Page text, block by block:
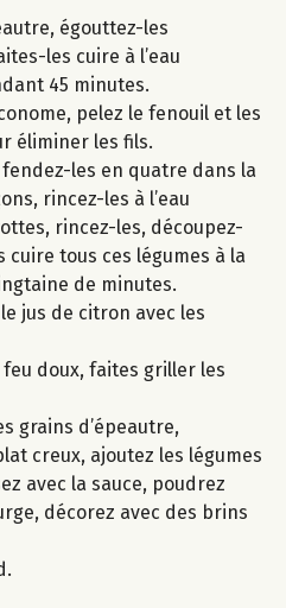
égouttez-les
les cuire à l’eau
45 minutes.
pelez le fenouil et les
éliminer les fils.
les en quatre dans la
rincez-les à l’eau
rincez-les, découpez-
cuire tous ces légumes à la
de minutes.
jus de citron avec les
doux, faites griller les
grains d’épeautre,
creux, ajoutez les légumes
avec la sauce, poudrez
décorez avec des brins